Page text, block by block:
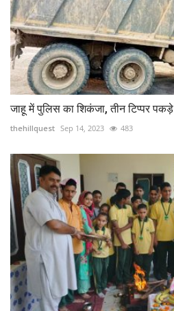
जाहू में पुलिस का शिकंजा, तीन टिप्पर पकड़े
thehillquest Sep 14, 2023 483